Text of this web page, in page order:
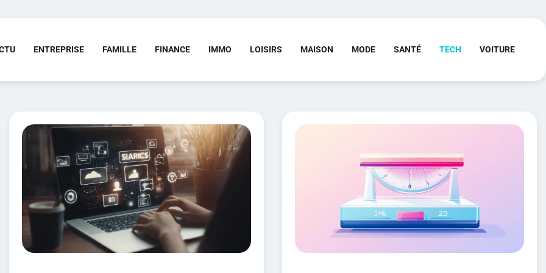
ENTREPRISE FAMILLE FINANCE IMMO LOISIRS MAISON MODE SANTÉ TECH VOITURE